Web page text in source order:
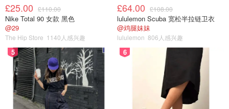
£25.00 £110.00
Nike Total 90 女款 黑色
@29
The Hip Store 1140人感兴趣
£64.00 £108.00
lululemon Scuba 宽松半拉链卫衣
@鸡腿妹妹
lululemon 806人感兴趣
5 6